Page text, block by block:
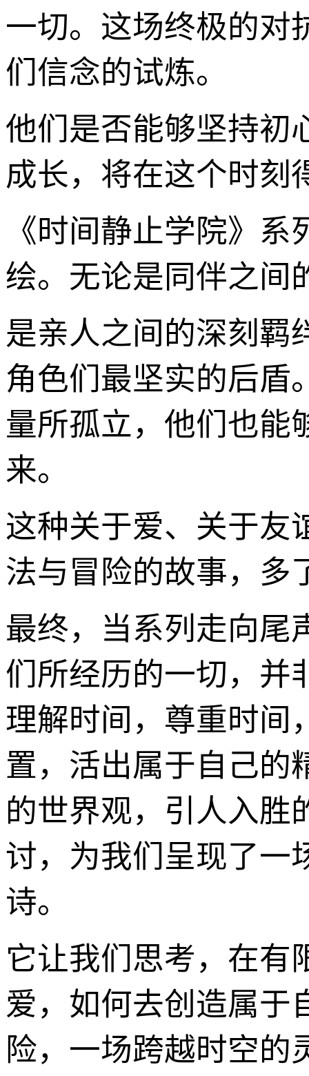
一切。这场终极的对
们信念的试炼。
他们是否能够坚持初
成长，将在这个时刻
《时间静止学院》
绘。无论是同伴之
是亲人之间的深刻羁
角色们最坚实的后盾
量所孤立，他们也能
来。
这种关于爱、关于友
法与冒险的故事，多
最终，当系列走向尾
们所经历的一切，并
理解时间，尊重时间
置，活出属于自己的
的世界观，引人入胜
讨，为我们呈现了一
诗。
它让我们思考，在有
爱，如何去创造属于
险，一场跨越时空的